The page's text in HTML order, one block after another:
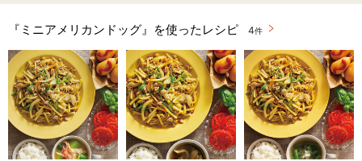
『ミニアメリカンドッグ』を使ったレシピ 4件